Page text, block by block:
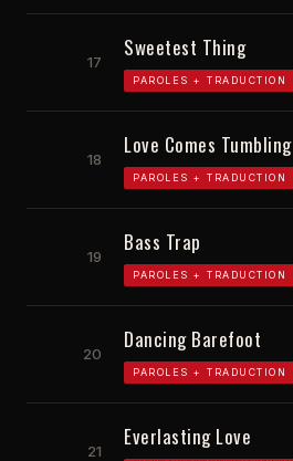
17
Sweetest Thing
PAROLES + TRADUCTION
18
Love Comes Tumbling
PAROLES + TRADUCTION
19
Bass Trap
PAROLES + TRADUCTION
20
Dancing Barefoot
PAROLES + TRADUCTION
21
Everlasting Love